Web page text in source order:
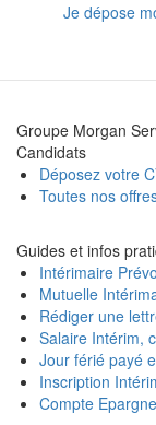
Je dépose
Groupe Morgan
Candidats
Déposez votre
Toutes nos
Guides et infos
Intérimaire
Mutuelle
Rédiger une
Salaire Intérim,
Jour férié payé
Inscription
Compte